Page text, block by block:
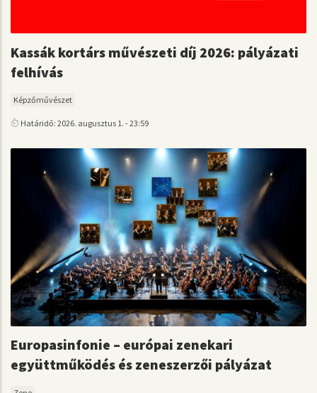
Kassák kortárs művészeti díj 2026: pályázati
felhívás
Képzőművészet
Határidő: 2026. augusztus 1. - 23:59
Europasinfonie – európai zenekari
együttműködés és zeneszerzői pályázat